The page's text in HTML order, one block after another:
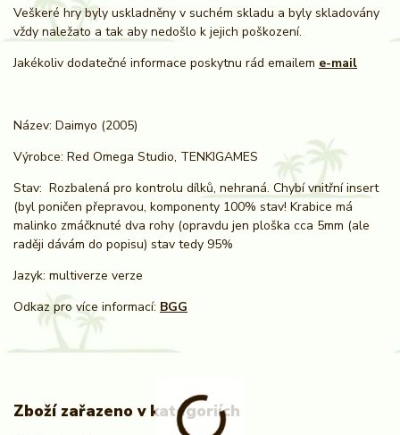
Veškeré hry byly uskladněny v suchém skladu a byly skladovány
vždy naležato a tak aby nedošlo k jejich poškození.
Jakékoliv dodatečné informace poskytnu rád emailem e-mail
Název: Daimyo (2005)
Výrobce: Red Omega Studio, TENKIGAMES
Stav: Rozbalená pro kontrolu dílků, nehraná. Chybí vnitřní insert
(byl poničen přepravou, komponenty 100% stav! Krabice má
malinko zmáčknuté dva rohy (opravdu jen ploška cca 5mm (ale
raději dávám do popisu) stav tedy 95%
Jazyk: multiverze verze
Odkaz pro více informací: BGG
Zboží zařazeno v kategoriích